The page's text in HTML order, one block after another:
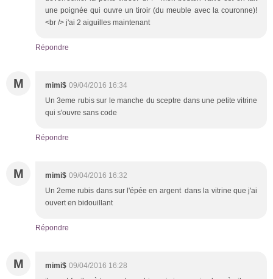
une poignée qui ouvre un tiroir (du meuble avec la couronne)!
<br /> j'ai 2 aiguilles maintenant
Répondre
M mimi$ 09/04/2016 16:34
Un 3eme rubis sur le manche du sceptre dans une petite vitrine
qui s'ouvre sans code
Répondre
M mimi$ 09/04/2016 16:32
Un 2eme rubis dans sur l'épée en argent dans la vitrine que j'ai
ouvert en bidouillant
Répondre
M mimi$ 09/04/2016 16:28